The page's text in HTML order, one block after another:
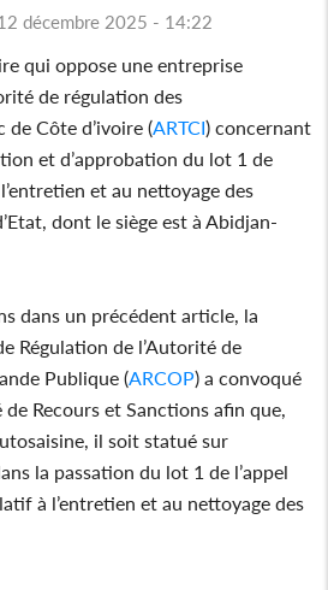
décembre 2025 - 14:22
qui oppose une entreprise
de régulation des
Côte d’ivoire (ARTCI) concernant
et d’approbation du lot 1 de
et au nettoyage des
dont le siège est à Abidjan-
dans un précédent article, la
Régulation de l’Autorité de
Publique (ARCOP) a convoqué
Recours et Sanctions afin que,
il soit statué sur
la passation du lot 1 de l’appel
à l’entretien et au nettoyage des